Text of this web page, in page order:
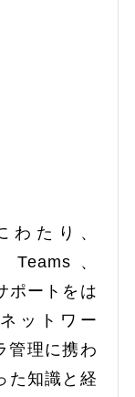
たり、
、
ポートをは
ットワー
管理に携わ
た知識と経